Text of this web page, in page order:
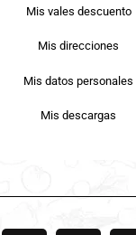
Mis vales descuento
Mis direcciones
Mis datos personales
Mis descargas